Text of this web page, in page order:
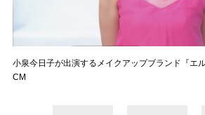
小泉今日子が出演するメイクアップブランド『エ
CM